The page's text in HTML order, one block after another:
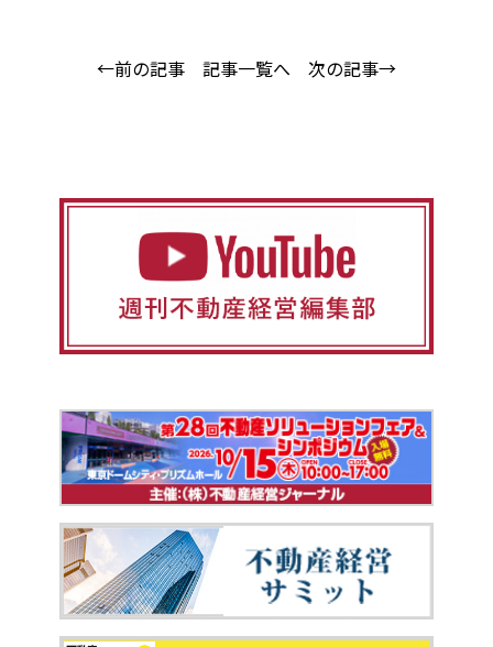
←前の記事 記事一覧へ 次の記事→